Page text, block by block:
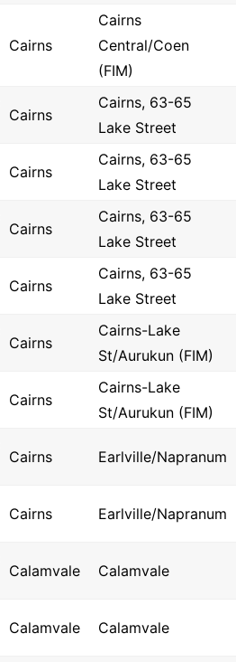
Cairns
Cairns
Central/Coen
(FIM)
Cairns
Cairns, 63-65
Lake Street
Cairns
Cairns, 63-65
Lake Street
Cairns
Cairns, 63-65
Lake Street
Cairns
Cairns, 63-65
Lake Street
Cairns
Cairns-Lake
St/Aurukun (FIM)
Cairns
Cairns-Lake
St/Aurukun (FIM)
Cairns Earlville/Napranum
Cairns Earlville/Napranum
Calamvale Calamvale
Calamvale Calamvale